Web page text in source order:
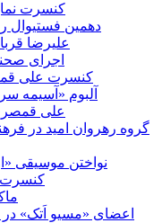
کنسرت‌
دهمین فستیوال
علیرضا
اجرای
کنسرت علی
آلبوم «آسیمه
علی
گروه رهروان امید در
نواختن موسیقی
کنسرت
اعضای «مسیو اَتک» در